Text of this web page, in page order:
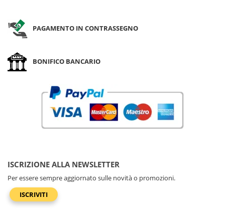
PAGAMENTO IN CONTRASSEGNO
BONIFICO BANCARIO
ISCRIZIONE ALLA NEWSLETTER
Per essere sempre aggiornato sulle novità o promozioni.
ISCRIVITI